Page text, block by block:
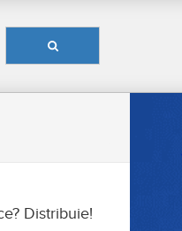
Distribuie!